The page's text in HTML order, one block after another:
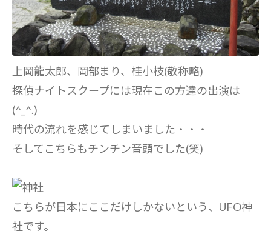
上岡龍太郎、岡部まり、桂小枝(敬称略)
探偵ナイトスクープには現在この方達の出演は
(^_^.)
時代の流れを感じてしまいました・・・
そしてこちらもチンチン音頭でした(笑)
こちらが日本にここだけしかないという、UFO神
社です。